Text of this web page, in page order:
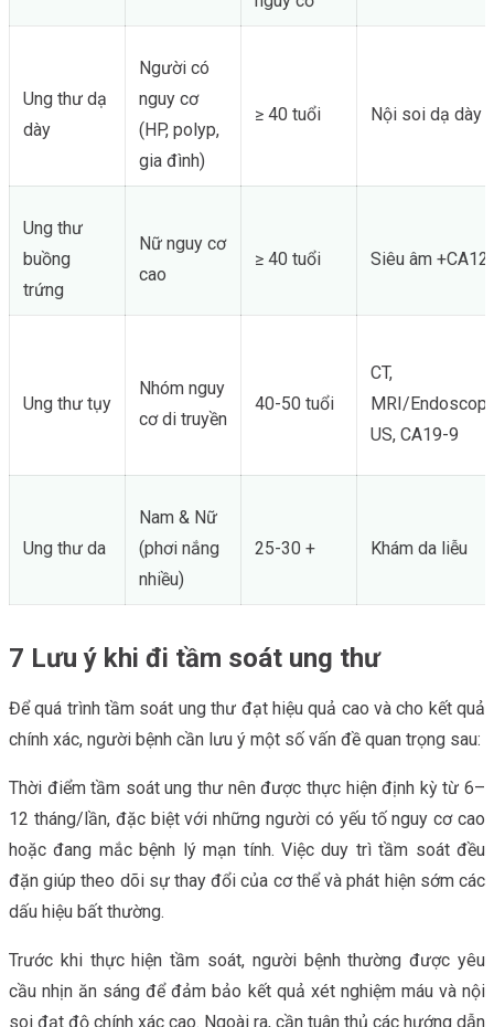
Ung thư dạ
dày
Người có
nguy cơ
(HP, polyp,
gia đình)
≥ 40 tuổi Nội soi dạ dày
Ung thư
buồng
trứng
Nữ nguy cơ
cao
≥ 40 tuổi Siêu âm
Ung thư tụy
Nhóm nguy
cơ di truyền
40-50 tuổi
CT,
MRI/
US, CA19-9
Ung thư da
Nam & Nữ
(phơi nắng
nhiều)
25-30 + Khám da liễu
7 Lưu ý khi đi tầm soát ung thư
Để quá trình tầm soát ung thư đạt hiệu quả cao và cho kết quả
chính xác, người bệnh cần lưu ý một số vấn đề quan trọng sau:
Thời điểm tầm soát ung thư nên được thực hiện định kỳ từ 6–
12 tháng/lần, đặc biệt với những người có yếu tố nguy cơ cao
hoặc đang mắc bệnh lý mạn tính. Việc duy trì tầm soát đều
đặn giúp theo dõi sự thay đổi của cơ thể và phát hiện sớm các
dấu hiệu bất thường.
Trước khi thực hiện tầm soát, người bệnh thường được yêu
cầu nhịn ăn sáng để đảm bảo kết quả xét nghiệm máu và nội
soi đạt độ chính xác cao. Ngoài ra, cần tuân thủ các hướng dẫn